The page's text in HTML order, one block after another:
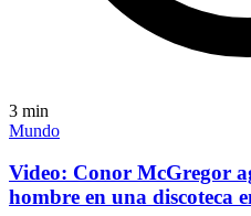
3 min
Mundo
Video: Conor McGregor
hombre en una discoteca